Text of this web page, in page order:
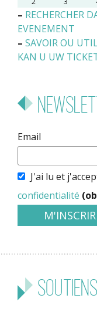
– RECHERCHER
EVENEMENT
– SAVOIR OU
KAN U UW
Email
J'ai lu et
confidentialité